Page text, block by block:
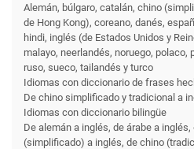
Alemán, búlgaro, catalán, chino
de Hong Kong), coreano, danés,
hindi, inglés (de Estados Unidos y
malayo, neerlandés, noruego, polaco,
ruso, sueco, tailandés y turco
Idiomas con diccionario de frases
De chino simplificado y tradicional a
Idiomas con diccionario bilingüe
De alemán a inglés, de árabe a
(simplificado) a inglés, de chino